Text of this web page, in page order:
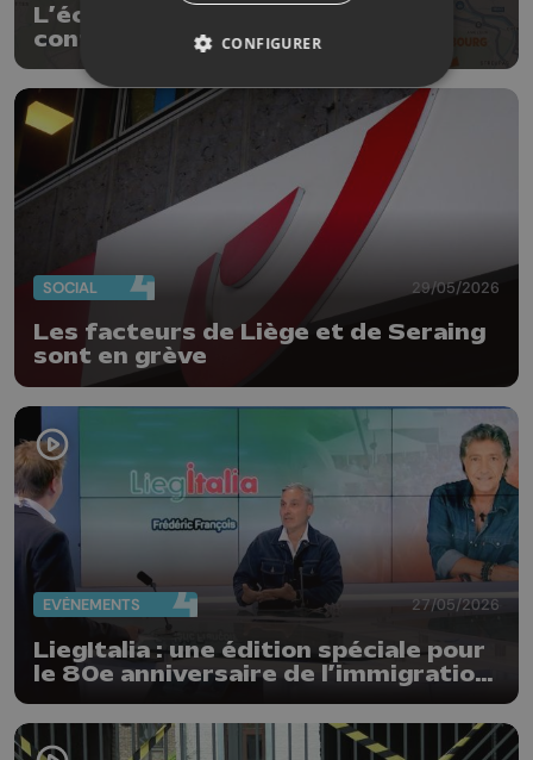
L’échangeur N°33 “Burenville”
continue sa mue
SOCIAL 29/05/2026
Les facteurs de Liège et de Seraing
sont en grève
EVÈNEMENTS 27/05/2026
LiegItalia : une édition spéciale pour
le 80e anniversaire de l’immigration
italienne en Belgique
CONFIGURER